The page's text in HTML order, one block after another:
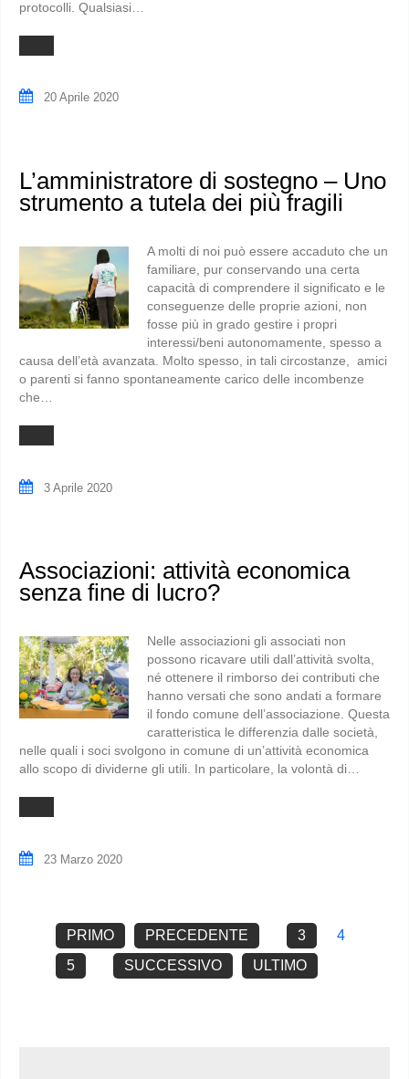
protocolli. Qualsiasi…
20 Aprile 2020
L’amministratore di sostegno – Uno
strumento a tutela dei più fragili
A molti di noi può essere accaduto che un
familiare, pur conservando una certa
capacità di comprendere il significato e le
conseguenze delle proprie azioni, non
fosse più in grado gestire i propri
interessi/beni autonomamente, spesso a
causa dell’età avanzata. Molto spesso, in tali circostanze, amici
o parenti si fanno spontaneamente carico delle incombenze
che…
3 Aprile 2020
Associazioni: attività economica
senza fine di lucro?
Nelle associazioni gli associati non
possono ricavare utili dall’attività svolta,
né ottenere il rimborso dei contributi che
hanno versati che sono andati a formare
il fondo comune dell’associazione. Questa
caratteristica le differenzia dalle società,
nelle quali i soci svolgono in comune di un’attività economica
allo scopo di dividerne gli utili. In particolare, la volontà di…
23 Marzo 2020
PRIMO PRECEDENTE 3
4
5
SUCCESSIVO ULTIMO